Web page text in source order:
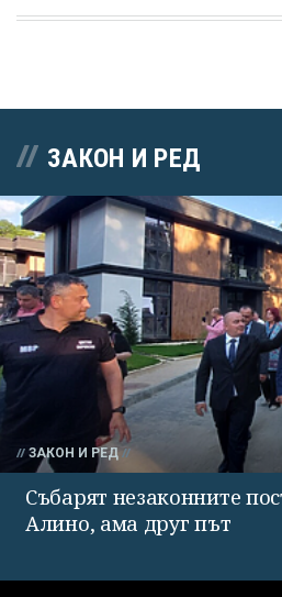
ЗАКОН И РЕД
ЗАКОН И РЕД
Събарят незаконните
Алино, ама друг път